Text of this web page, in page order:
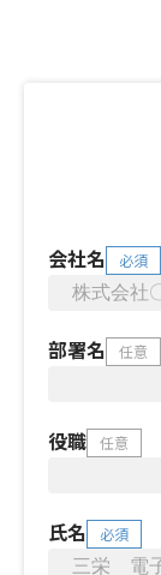
会社名 必須
部署名 任意
役職 任意
氏名 必須